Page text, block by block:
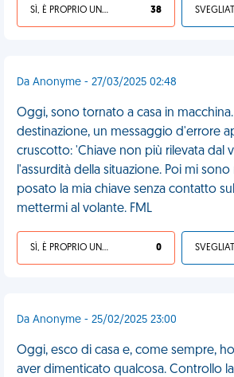
SÌ, È PROPRIO UNA VDM! 38
Da Anonyme - 27/03/2025 02:48
Oggi, sono tornato a casa in
destinazione, un messaggio d'errore
cruscotto: 'Chiave non più rilevata dal
l'assurdità della situazione. Poi mi
posato la mia chiave senza contatto
mettermi al volante. FML
SÌ, È PROPRIO UNA VDM! 0
Da Anonyme - 25/02/2025 23:00
Oggi, esco di casa e, come sempre,
aver dimenticato qualcosa. Controllo